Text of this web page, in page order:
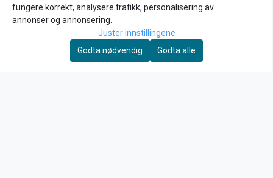
Salgsbetingelser
Forsendelse og frakt
Personvern - GDPR
Bli forhandler
Importpris Kundeklubb
fungere korrekt, analysere trafikk, personalisering av
annonser og annonsering.
Juster innstillingene
Godta nødvendig
Godta alle